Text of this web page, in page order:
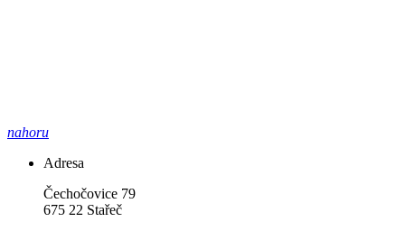
nahoru
Adresa
Čechočovice 79
675 22 Stařeč